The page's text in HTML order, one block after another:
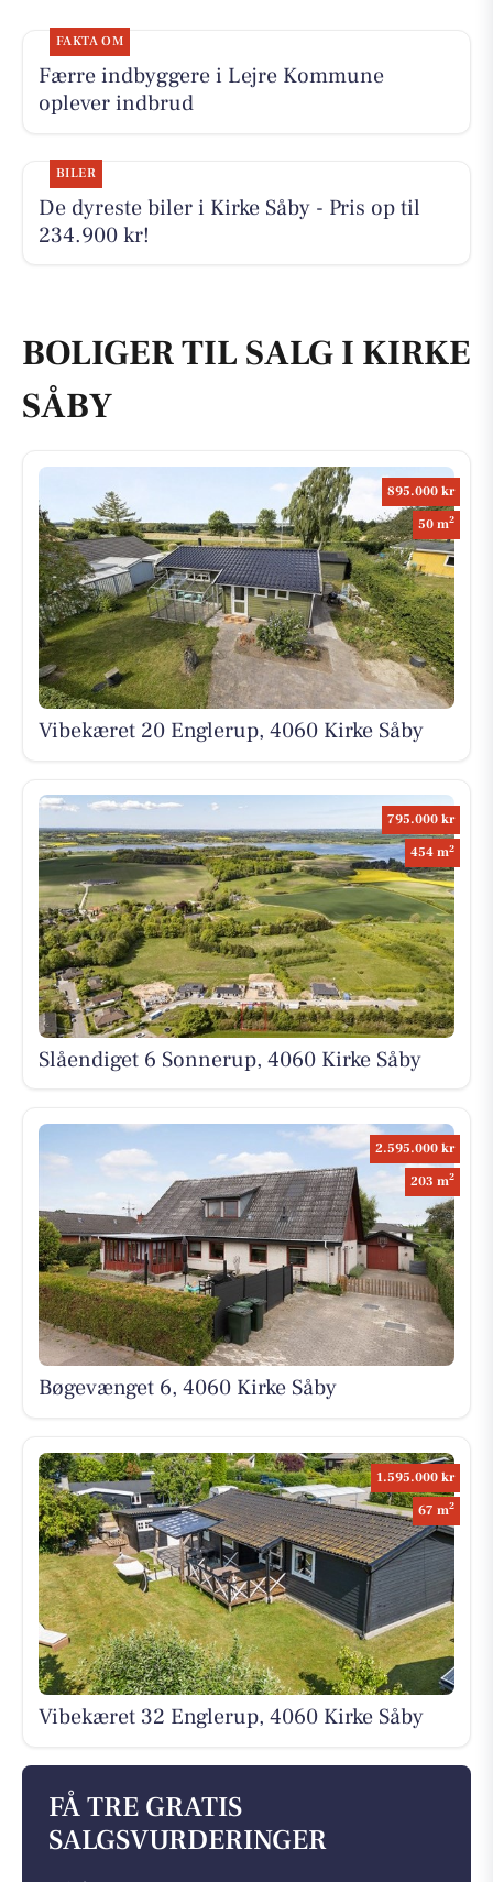
FAKTA OM
Færre indbyggere i Lejre Kommune
oplever indbrud
BILER
De dyreste biler i Kirke Såby - Pris op til
234.900 kr!
BOLIGER TIL SALG I KIRKE
SÅBY
895.000 kr
50 m2
Vibekæret 20 Englerup, 4060 Kirke Såby
795.000 kr
454 m2
Slåendiget 6 Sonnerup, 4060 Kirke Såby
2.595.000 kr
203 m2
Bøgevænget 6, 4060 Kirke Såby
1.595.000 kr
67 m2
Vibekæret 32 Englerup, 4060 Kirke Såby
FÅ TRE GRATIS
SALGSVURDERINGER